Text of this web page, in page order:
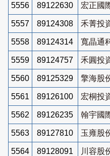
5556 89122630 宏正國
5557 89124308 禾菁投
5558 89124314 寬晶通
5559 89124757 禾圓投
5560 89125329 擎海股
5561 89126100 宏桐投
5562 89126235 翰宇國
5563 89127810 玉雍股
5564 89128091 川容股